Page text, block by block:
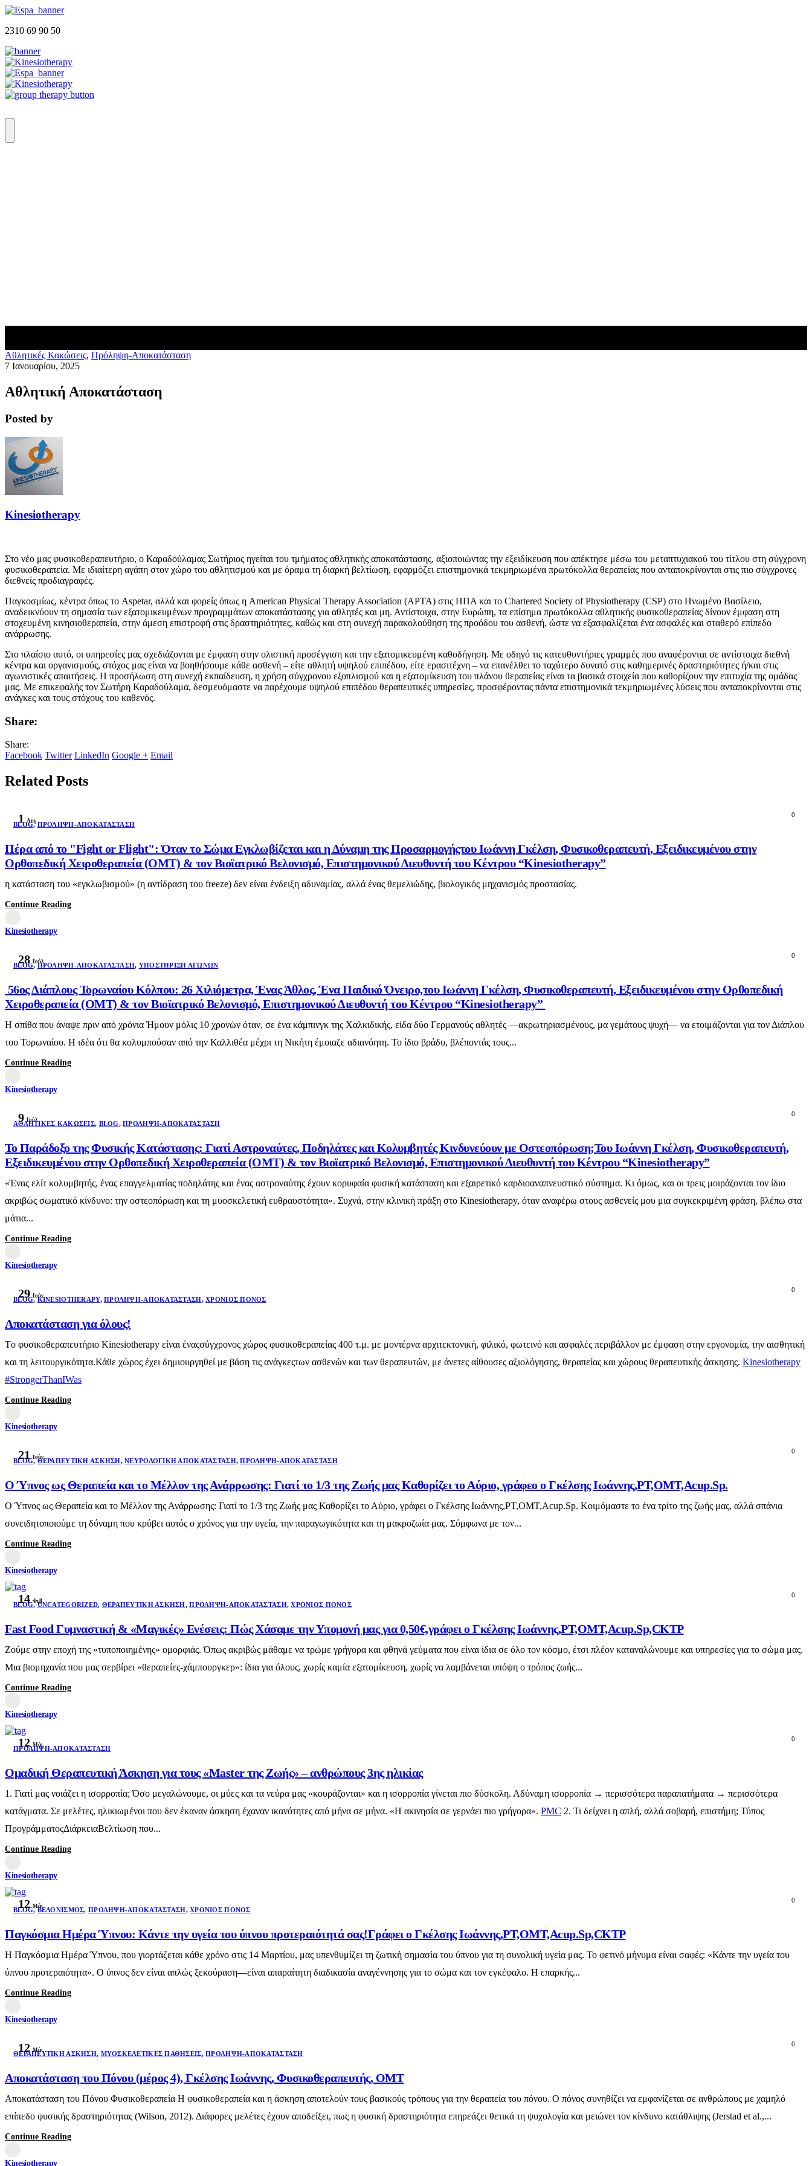
2310 69 90 50
Aθλητικές Κακώσεις, Πρόληψη-Αποκατάσταση
7 Ιανουαρίου, 2025
Αθλητική Αποκατάσταση
Posted by
Kinesiotherapy
Στο νέο μας φυσικοθεραπευτήριο, ο Καραδούλαμας Σωτήριος ηγείται του τμήματος αθλητικής αποκατάστασης, αξιοποιώντας την εξειδίκευση που απέκτησε μέσω του μεταπτυχιακού του τίτλου στη σύγχρονη
φυσικοθεραπεία. Με ιδιαίτερη αγάπη στον χώρο του αθλητισμού και με όραμα τη διαρκή βελτίωση, εφαρμόζει επιστημονικά τεκμηριωμένα πρωτόκολλα θεραπείας που ανταποκρίνονται στις πιο σύγχρονες
διεθνείς προδιαγραφές.
Παγκοσμίως, κέντρα όπως το Aspetar, αλλά και φορείς όπως η American Physical Therapy Association (APTA) στις ΗΠΑ και το Chartered Society of Physiotherapy (CSP) στο Ηνωμένο Βασίλειο,
αναδεικνύουν τη σημασία των εξατομικευμένων προγραμμάτων αποκατάστασης για αθλητές και μη. Αντίστοιχα, στην Ευρώπη, τα επίσημα πρωτόκολλα αθλητικής φυσικοθεραπείας δίνουν έμφαση στη
στοχευμένη κινησιοθεραπεία, στην άμεση επιστροφή στις δραστηριότητες, καθώς και στη συνεχή παρακολούθηση της προόδου του ασθενή, ώστε να εξασφαλίζεται ένα ασφαλές και σταθερό επίπεδο
ανάρρωσης.
Στο πλαίσιο αυτό, οι υπηρεσίες μας σχεδιάζονται με έμφαση στην ολιστική προσέγγιση και την εξατομικευμένη καθοδήγηση. Με οδηγό τις κατευθυντήριες γραμμές που αναφέρονται σε αντίστοιχα διεθνή
κέντρα και οργανισμούς, στόχος μας είναι να βοηθήσουμε κάθε ασθενή – είτε αθλητή υψηλού επιπέδου, είτε ερασιτέχνη – να επανέλθει το ταχύτερο δυνατό στις καθημερινές δραστηριότητες ή/και στις
αγωνιστικές απαιτήσεις. Η προσήλωση στη συνεχή εκπαίδευση, η χρήση σύγχρονου εξοπλισμού και η εξατομίκευση του πλάνου θεραπείας είναι τα βασικά στοιχεία που καθορίζουν την επιτυχία της ομάδας
μας. Με επικεφαλής τον Σωτήρη Καραδούλαμα, δεσμευόμαστε να παρέχουμε υψηλού επιπέδου θεραπευτικές υπηρεσίες, προσφέροντας πάντα επιστημονικά τεκμηριωμένες λύσεις που ανταποκρίνονται στις
ανάγκες και τους στόχους του καθενός.
Share:
Share:
Facebook Twitter LinkedIn Google + Email
Related Posts
1 Αυγ
0
BLOG, ΠΡΌΛΗΨΗ-ΑΠΟΚΑΤΆΣΤΑΣΗ
Πέρα από το "Fight or Flight": Όταν το Σώμα Εγκλωβίζεται και η Δύναμη της Προσαρμογήςτου Ιωάννη Γκέλση, Φυσικοθεραπευτή, Εξειδικευμένου στην
Ορθοπεδική Χειροθεραπεία (OMT) & τον Βιοϊατρικό Βελονισμό, Επιστημονικού Διευθυντή του Κέντρου “Kinesiotherapy”
η κατάσταση του «εγκλωβισμού» (η αντίδραση του freeze) δεν είναι ένδειξη αδυναμίας, αλλά ένας θεμελιώδης, βιολογικός μηχανισμός προστασίας.
Continue Reading
Kinesiotherapy
28 Ιούλ
0
BLOG,ΠΡΌΛΗΨΗ-ΑΠΟΚΑΤΆΣΤΑΣΗ, ΥΠΟΣΤΉΡΙΞΗ ΑΓΏΝΩΝ
56ος Διάπλους Τορωναίου Κόλπου: 26 Χιλιόμετρα, Ένας Άθλος, Ένα Παιδικό Όνειρο,του Ιωάννη Γκέλση, Φυσικοθεραπευτή, Εξειδικευμένου στην Ορθοπεδική
Χειροθεραπεία (OMT) & τον Βιοϊατρικό Βελονισμό, Επιστημονικού Διευθυντή του Κέντρου “Kinesiotherapy”
Η σπίθα που άναψε πριν από χρόνια Ήμουν μόλις 10 χρονών όταν, σε ένα κάμπινγκ της Χαλκιδικής, είδα δύο Γερμανούς αθλητές —ακρωτηριασμένους, μα γεμάτους ψυχή— να ετοιμάζονται για τον Διάπλου
του Τορωναίου. Η ιδέα ότι θα κολυμπούσαν από την Καλλιθέα μέχρι τη Νικήτη έμοιαζε αδιανόητη. Το ίδιο βράδυ, βλέποντάς τους...
Continue Reading
Kinesiotherapy
9 Ιούλ
0
AΘΛΗΤΙΚΈΣ ΚΑΚΏΣΕΙΣ, BLOG,ΠΡΌΛΗΨΗ-ΑΠΟΚΑΤΆΣΤΑΣΗ
Το Παράδοξο της Φυσικής Κατάστασης: Γιατί Αστροναύτες, Ποδηλάτες και Κολυμβητές Κινδυνεύουν με Οστεοπόρωση;Του Ιωάννη Γκέλση, Φυσικοθεραπευτή,
Εξειδικευμένου στην Ορθοπεδική Χειροθεραπεία (OMT) & τον Βιοϊατρικό Βελονισμό, Επιστημονικού Διευθυντή του Κέντρου “Kinesiotherapy”
«Ένας ελίτ κολυμβητής, ένας επαγγελματίας ποδηλάτης και ένας αστροναύτης έχουν κορυφαία φυσική κατάσταση και εξαιρετικό καρδιοαναπνευστικό σύστημα. Κι όμως, και οι τρεις μοιράζονται τον ίδιο
ακριβώς σωματικό κίνδυνο: την οστεοπόρωση και τη μυοσκελετική ευθραυστότητα». Συχνά, στην κλινική πράξη στο Kinesiotherapy, όταν αναφέρω στους ασθενείς μου μια συγκεκριμένη φράση, βλέπω στα
μάτια...
Continue Reading
Kinesiotherapy
29 Ιούν
0
BLOG,KINESIOTHERAPY,ΠΡΌΛΗΨΗ-ΑΠΟΚΑΤΆΣΤΑΣΗ,ΧΡΌΝΙΟΣ ΠΌΝΟΣ
Αποκατάσταση για όλους!
Τo φυσικοθεραπευτήριο Kinesiotherapy είναι έναςσύγχρονος χώρος φυσικοθεραπείας 400 τ.μ. με μοντέρνα αρχιτεκτονική, φιλικό, φωτεινό και ασφαλές περιβάλλον με έμφαση στην εργονομία, την αισθητική
και τη λειτουργικότητα.Κάθε χώρος έχει δημιουργηθεί με βάση τις ανάγκεςτων ασθενών και των θεραπευτών, με άνετες αίθουσες αξιολόγησης, θεραπείας και χώρους θεραπευτικής άσκησης. Kinesiotherapy
#StrongerThanIWas
Continue Reading
Kinesiotherapy
21 Ιούν
0
BLOG,ΘΕΡΑΠΕΥΤΙΚΉ ΆΣΚΗΣΗ,ΝΕΥΡΟΛΟΓΙΚΉ ΑΠΟΚΑΤΆΣΤΑΣΗ,ΠΡΌΛΗΨΗ-ΑΠΟΚΑΤΆΣΤΑΣΗ
Ο Ύπνος ως Θεραπεία και το Μέλλον της Ανάρρωσης: Γιατί το 1/3 της Ζωής μας Καθορίζει το Αύριο, γράφεο ο Γκέλσης Ιωάννης,PT,OMT,Acup.Sp.
Ο Ύπνος ως Θεραπεία και το Μέλλον της Ανάρρωσης: Γιατί το 1/3 της Ζωής μας Καθορίζει το Αύριο, γράφει ο Γκέλσης Ιωάννης,PT,OMT,Acup.Sp. Κοιμόμαστε το ένα τρίτο της ζωής μας, αλλά σπάνια
συνειδητοποιούμε τη δύναμη που κρύβει αυτός ο χρόνος για την υγεία, την παραγωγικότητα και τη μακροζωία μας. Σύμφωνα με τον...
Continue Reading
Kinesiotherapy
14 Φεβ
0
BLOG,UNCATEGORIZED, ΘΕΡΑΠΕΥΤΙΚΉ ΆΣΚΗΣΗ,ΠΡΌΛΗΨΗ-ΑΠΟΚΑΤΆΣΤΑΣΗ,ΧΡΌΝΙΟΣ ΠΌΝΟΣ
Fast Food Γυμναστική & «Μαγικές» Ενέσεις: Πώς Χάσαμε την Υπομονή μας για 0,50€,γράφει ο Γκέλσης Ιωάννης,PT,OMT,Acup.Sp,CKTP
Ζούμε στην εποχή της «τυποποιημένης» ομορφιάς. Όπως ακριβώς μάθαμε να τρώμε γρήγορα και φθηνά γεύματα που είναι ίδια σε όλο τον κόσμο, έτσι πλέον καταναλώνουμε και υπηρεσίες για το σώμα μας.
Μια βιομηχανία που μας σερβίρει «θεραπείες-χάμπουργκερ»: ίδια για όλους, χωρίς καμία εξατομίκευση, χωρίς να λαμβάνεται υπόψη ο τρόπος ζωής...
Continue Reading
Kinesiotherapy
12 Μάι
0
ΠΡΌΛΗΨΗ-ΑΠΟΚΑΤΆΣΤΑΣΗ
Ομαδική Θεραπευτική Άσκηση για τους «Master της Ζωής» – ανθρώπους 3ης ηλικίας
1. Γιατί μας νοιάζει η ισορροπία; Όσο μεγαλώνουμε, οι μύες και τα νεύρα μας «κουράζονται» και η ισορροπία γίνεται πιο δύσκολη. Αδύναμη ισορροπία → περισσότερα παραπατήματα → περισσότερα
κατάγματα. Σε μελέτες, ηλικιωμένοι που δεν έκαναν άσκηση έχαναν ικανότητες από μήνα σε μήνα. «Η ακινησία σε γερνάει πιο γρήγορα». PMC 2. Τι δείχνει η απλή, αλλά σοβαρή, επιστήμη; Τύπος
ΠρογράμματοςΔιάρκειαΒελτίωση που...
Continue Reading
Kinesiotherapy
12 Μάι
0
BLOG,ΒΕΛΟΝΙΣΜΌΣ, ΠΡΌΛΗΨΗ-ΑΠΟΚΑΤΆΣΤΑΣΗ,ΧΡΌΝΙΟΣ ΠΌΝΟΣ
Παγκόσμια Ημέρα Ύπνου: Κάντε την υγεία του ύπνου προτεραιότητά σας!Γράφει ο Γκέλσης Ιωάννης,PT,OMT,Acup.Sp,CKTP
Η Παγκόσμια Ημέρα Ύπνου, που γιορτάζεται κάθε χρόνο στις 14 Μαρτίου, μας υπενθυμίζει τη ζωτική σημασία του ύπνου για τη συνολική υγεία μας. Το φετινό μήνυμα είναι σαφές: «Κάντε την υγεία του
ύπνου προτεραιότητα». Ο ύπνος δεν είναι απλώς ξεκούραση—είναι απαραίτητη διαδικασία αναγέννησης για το σώμα και τον εγκέφαλο. Η επαρκής...
Continue Reading
Kinesiotherapy
12 Μάι
0
ΘΕΡΑΠΕΥΤΙΚΉ ΆΣΚΗΣΗ, ΜΥΟΣΚΕΛΕΤΙΚΈΣ ΠΑΘΉΣΕΙΣ,ΠΡΌΛΗΨΗ-ΑΠΟΚΑΤΆΣΤΑΣΗ
Αποκατάσταση του Πόνου (μέρος 4), Γκέλσης Ιωάννης, Φυσικοθεραπευτής, ΟΜΤ
Αποκατάσταση του Πόνου Φυσικοθεραπεία Η φυσικοθεραπεία και η άσκηση αποτελούν τους βασικούς τρόπους για την θεραπεία του πόνου. Ο πόνος συνηθίζει να εμφανίζεται σε ανθρώπους με χαμηλό
επίπεδο φυσικής δραστηριότητας (Wilson, 2012). Διάφορες μελέτες έχουν αποδείξει, πως η φυσική δραστηριότητα επηρεάζει θετικά τη ψυχολογία και μειώνει τον κίνδυνο κατάθλιψης (Jerstad et al.,...
Continue Reading
Kinesiotherapy